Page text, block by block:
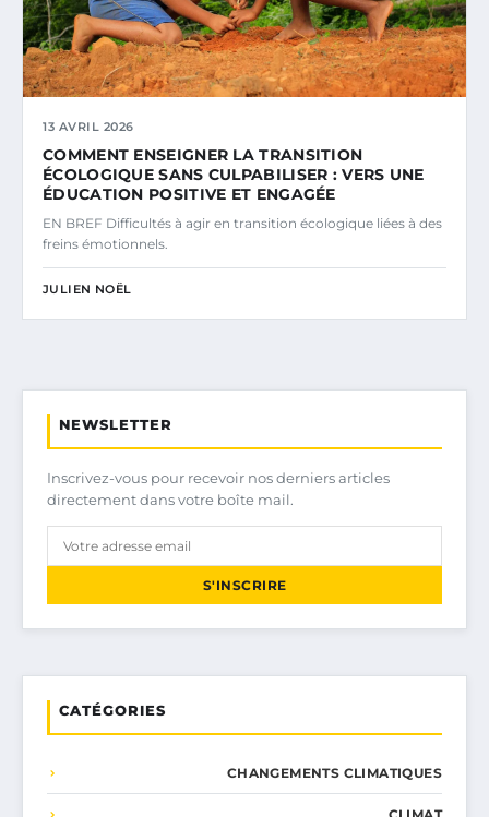
13 AVRIL 2026
COMMENT ENSEIGNER LA TRANSITION
ÉCOLOGIQUE SANS CULPABILISER : VERS UNE
ÉDUCATION POSITIVE ET ENGAGÉE
EN BREF Difficultés à agir en transition écologique liées à des
freins émotionnels.
JULIEN NOËL
NEWSLETTER
Inscrivez-vous pour recevoir nos derniers articles
directement dans votre boîte mail.
S'INSCRIRE
CATÉGORIES
CHANGEMENTS CLIMATIQUES